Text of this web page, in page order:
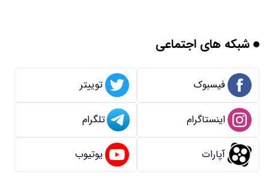
شبکه های اجتماعی
فیسبوک توییتر
اینستاگرام تلگرام
آپارات یوتیوب